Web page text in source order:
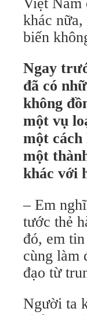
khác
biến
Ngay
đã có
không
một vụ
một
một
khác với
– Em
tước thẻ
đó, em
cùng làm
đạo từ
Người ta